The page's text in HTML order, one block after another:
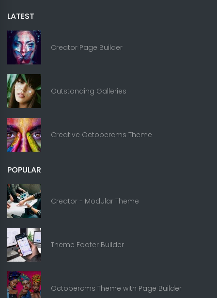
LATEST
Creator Page Builder
Outstanding Galleries
Creative Octobercms Theme
POPULAR
Creator - Modular Theme
Theme Footer Builder
Octobercms Theme with Page Builder